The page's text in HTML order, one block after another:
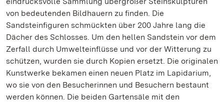
von bedeutenden Bildhauern zu finden. Die
Sandsteinfiguren schmückten über 200 Jahre lang die
Dächer des Schlosses. Um den hellen Sandstein vor dem
Zerfall durch Umwelteinflüsse und vor der Witterung zu
schützen, wurden sie durch Kopien ersetzt. Die originalen
Kunstwerke bekamen einen neuen Platz im Lapidarium,
wo sie von den Besucherinnen und Besuchern bestaunt
werden können. Die beiden Gartensäle mit den